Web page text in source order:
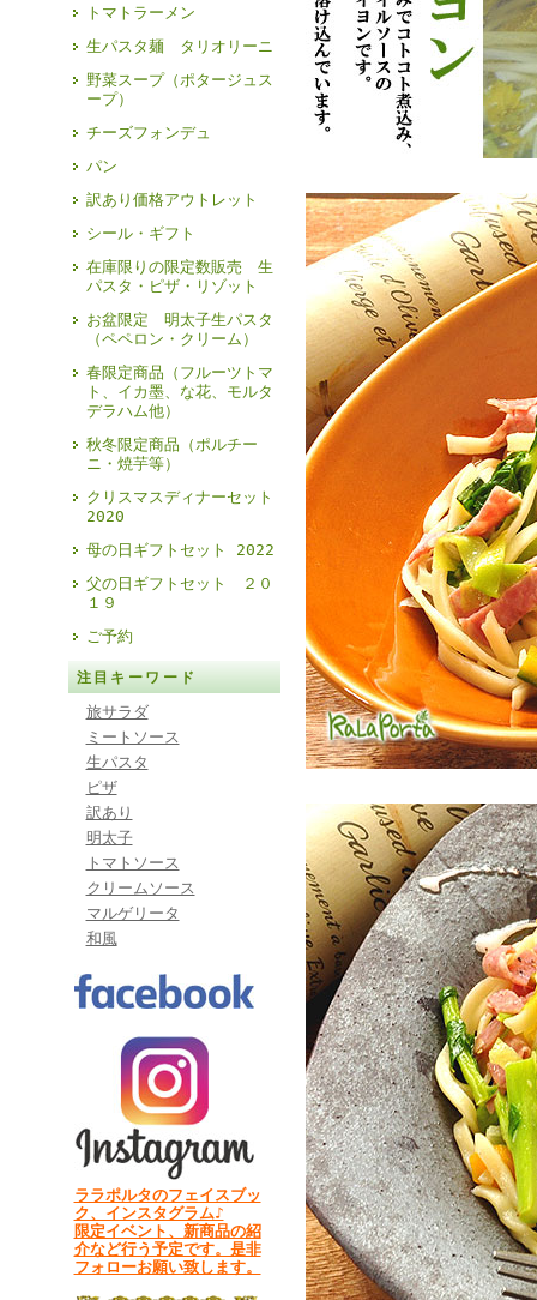
トマトラーメン
生パスタ麺 タリオリーニ
野菜スープ（ポタージュス
ープ）
チーズフォンデュ
パン
訳あり価格アウトレット
シール・ギフト
在庫限りの限定数販売 生
パスタ・ピザ・リゾット
お盆限定 明太子生パスタ
（ペペロン・クリーム）
春限定商品（フルーツトマ
ト、イカ墨、な花、モルタ
デラハム他）
秋冬限定商品（ポルチー
ニ・焼芋等）
クリスマスディナーセット
2020
母の日ギフトセット 2022
父の日ギフトセット ２０
１９
ご予約
注目キーワード
旅サラダ
ミートソース
生パスタ
ピザ
訳あり
明太子
トマトソース
クリームソース
マルゲリータ
和風
ララポルタのフェイスブッ
ク、インスタグラム♪
限定イベント、新商品の紹
介など行う予定です。是非
フォローお願い致します。